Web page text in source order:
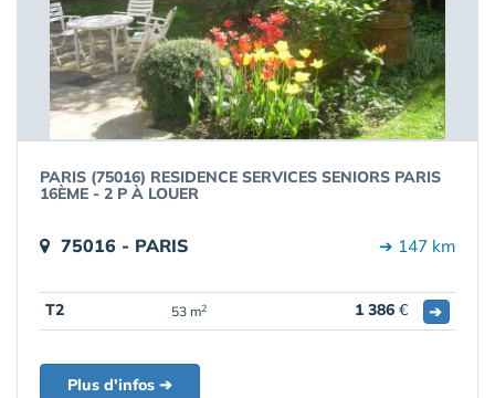
PARIS (75016) RESIDENCE SERVICES SENIORS PARIS
16ÈME - 2 P À LOUER
75016 - PARIS ➔ 147 km
T2 53 m2 1 386 € ➔
Plus d'infos ➔